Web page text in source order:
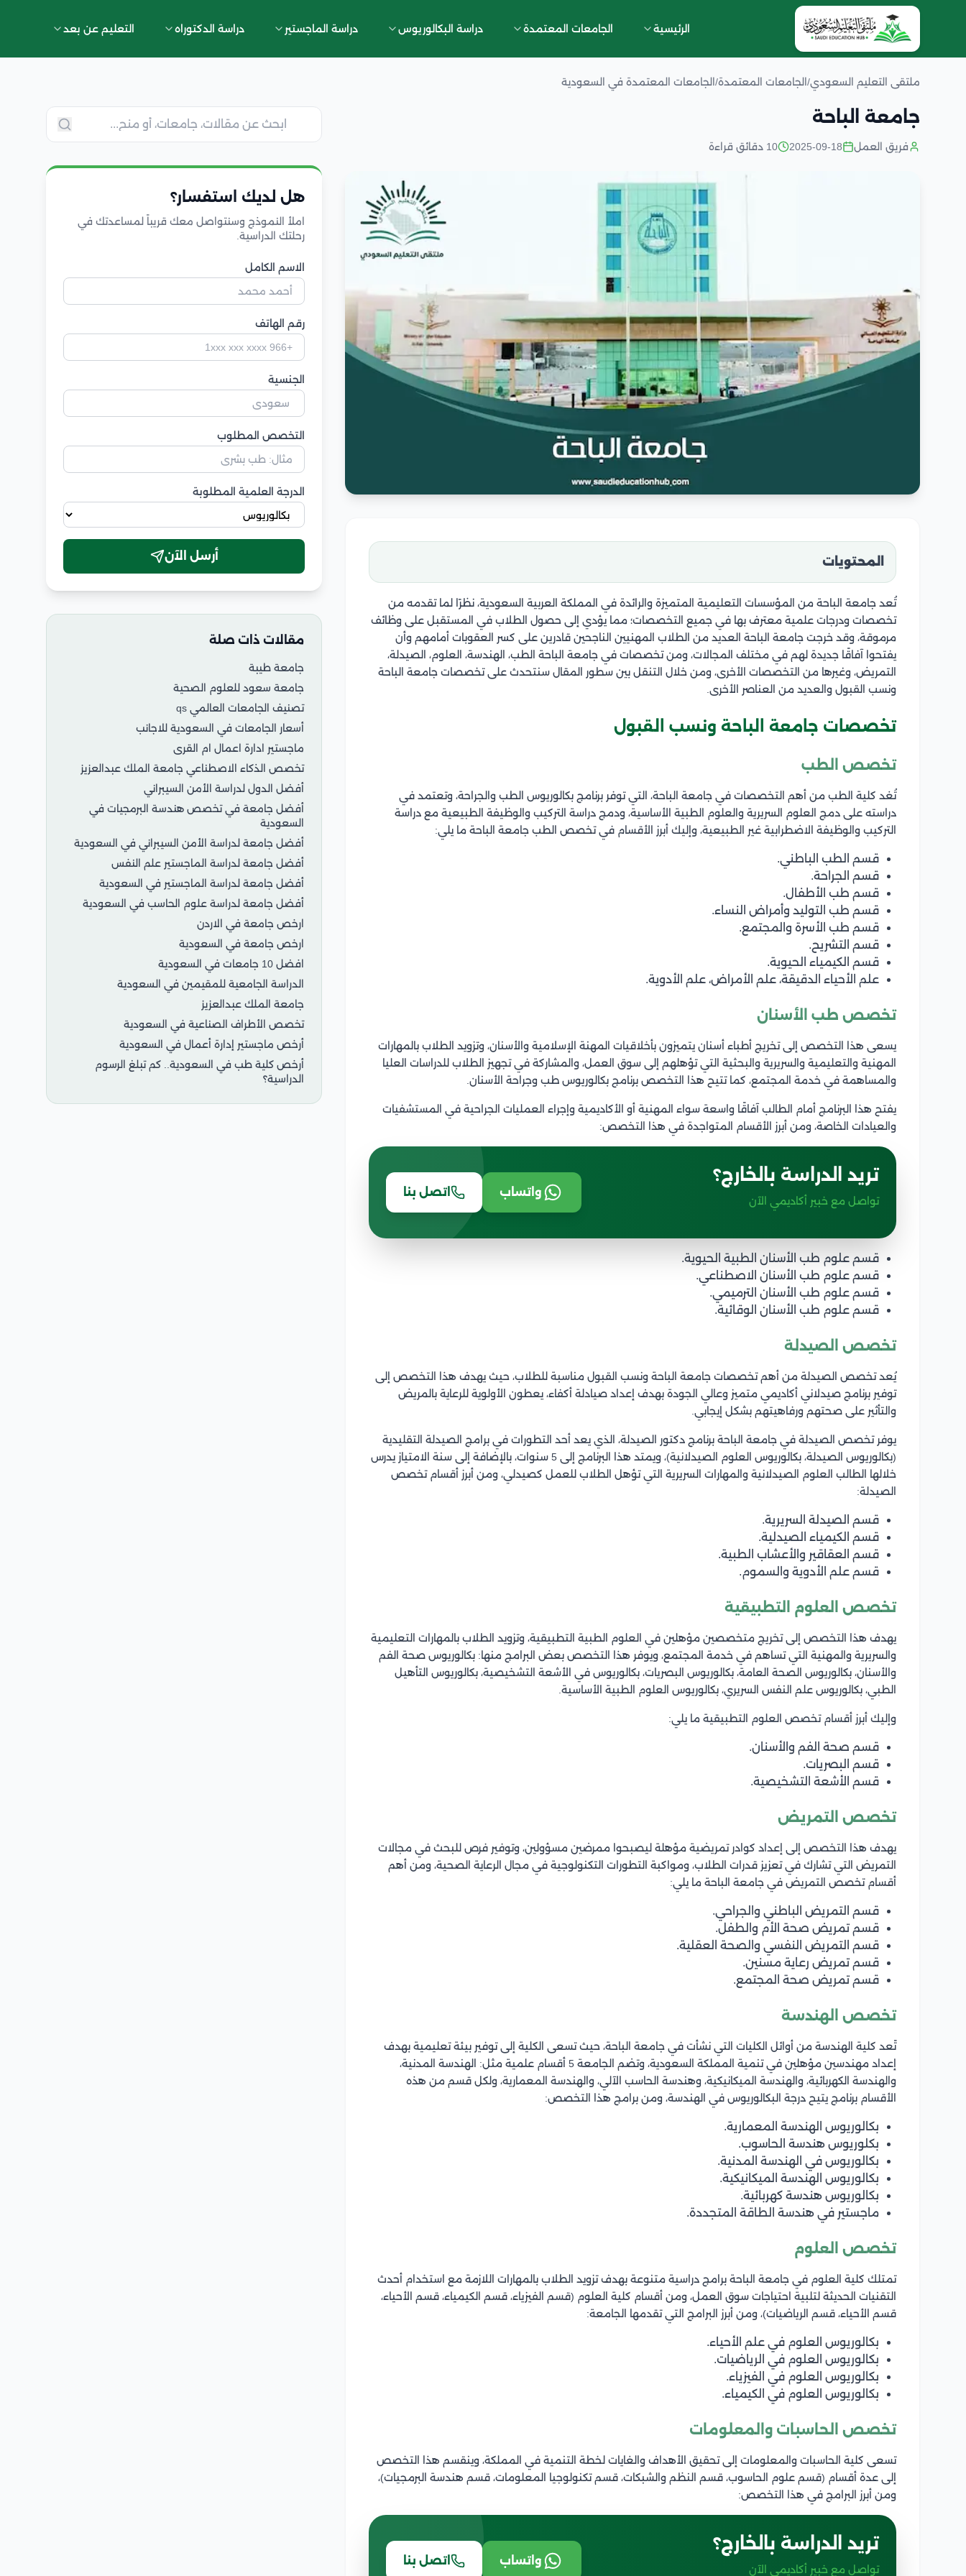
الرئيسية الجامعات المعتمدة دراسة البكالوريوس دراسة الماجستير دراسة الدكتوراه التعليم عن بعد
ملتقى التعليم السعودي/ الجامعات المعتمدة/ الجامعات المعتمدة في السعودية
جامعة الباحة
فريق العمل 2025-09-18 10 دقائق قراءة
المحتويات
تُعد جامعة الباحة من المؤسسات التعليمية المتميزة والرائدة في المملكة العربية السعودية، نظرًا لما تقدمه من
تخصصات ودرجات علمية معترف بها في جميع التخصصات؛ مما يؤدي إلى حصول الطلاب في المستقبل على وظائف
مرموقة، وقد خرجت جامعة الباحة العديد من الطلاب المهنيين الناجحين قادرين على كسر العقوبات أمامهم وأن
يفتحوا آفاقًا جديدة لهم في مختلف المجالات، ومن تخصصات في جامعة الباحة الطب، الهندسة، العلوم، الصيدلة،
التمريض، وغيرها من التخصصات الأخرى، ومن خلال التنقل بين سطور المقال سنتحدث علىتخصصات جامعة الباحة
ونسب القبول والعديد من العناصر الأخرى.
تخصصات جامعة الباحة ونسب القبول
تخصص الطب
تُغد كلية الطب من أهم التخصصات في جامعة الباحة، التي توفر برنامج بكالوريوس الطب والجراحة، وتعتمد في
دراسته على دمج العلوم السريرية والعلوم الطبية الأساسية، ودمج دراسة التركيب والوظيفة الطبيعية مع دراسة
التركيب والوظيفة الاضطرابية غير الطبيعية، وإليك أبرز الأقسام في تخصص الطب جامعة الباحة ما يلي:
قسم الطب الباطني.
قسم الجراحة.
قسم طب الأطفال.
قسم طب التوليد وأمراض النساء.
قسم طب الأسرة والمجتمع.
قسم التشريح.
قسم الكيمياء الحيوية.
علم الأحياء الدقيقة، علم الأمراض، علم الأدوية.
تخصص طب الأسنان
يسعى هذا التخصص إلى تخريج أطباء أسنان يتميزون بأخلاقيات المهنة الإسلامية والأسنان، وتزويد الطلاب بالمهارات
المهنية والتعليمية والسريرية والبحثية التي تؤهلهم إلى سوق العمل، والمشاركة في تجهيز الطلاب للدراسات العليا
والمساهمة في خدمة المجتمع، كما تتيح هذا التخصص برنامج بكالوريوس طب وجراحة الأسنان.
يفتح هذا البرنامج أمام الطالب آفاقًا واسعة سواء المهنية أو الأكاديمية وإجراء العمليات الجراحية في المستشفيات
والعيادات الخاصة، ومن أبرز الأقسام المتواجدة في هذا التخصص:
تريد الدراسة بالخارج؟
تواصل مع خبير أكاديمي الآن
واتساب اتصل بنا
قسم علوم طب الأسنان الطبية الحيوية.
قسم علوم طب الأسنان الاصطناعي.
قسم علوم طب الأسنان الترميمي.
قسم علوم طب الأسنان الوقائية.
تخصص الصيدلة
يُعد تخصص الصيدلة من أهم تخصصات جامعة الباحة ونسب القبول مناسبة للطلاب، حيث يهدف هذا التخصص إلى
توفير برنامج صيدلاني أكاديمي متميز وعالي الجودة بهدف إعداد صيادلة أكفاء، يعطون الأولوية للرعاية بالمريض
والتأثير على صحتهم ورفاهيتهم بشكل إيجابي.
يوفر تخصص الصيدلة في جامعة الباحة برنامج دكتور الصيدلة، الذي يعد أحد التطورات في برامج الصيدلة التقليدية
(بكالوريوس الصيدلة، بكالوريوس العلوم الصيدلانية)، ويمتد هذا البرنامج إلى 5 سنوات، بالإضافة إلى سنة الامتياز يدرس
خلالها الطالب العلوم الصيدلانية والمهارات السريرية التي تؤهل الطلاب للعمل كصيدلي، ومن أبرز أقسام تخصص
الصيدلة:
قسم الصيدلة السريرية.
قسم الكيمياء الصيدلية.
قسم العقاقير والأعشاب الطبية.
قسم علم الأدوية والسموم.
تخصص العلوم التطبيقية
يهدف هذا التخصص إلى تخريج متخصصين مؤهلين في العلوم الطبية التطبيقية، وتزويد الطلاب بالمهارات التعليمية
والسريرية والمهنية التي تساهم في خدمة المجتمع، ويوفر هذا التخصص بعض البرامج منها: بكالوريوس صحة الفم
والأسنان، بكالوريوس الصحة العامة، بكالوريوس البصريات، بكالوريوس في الأشعة التشخيصية، بكالوريوس التأهيل
الطبي، بكالوريوس علم النفس السريري، بكالوريوس العلوم الطبية الأساسية.
وإليك أبرز أقسام تخصص العلوم التطبيقية ما يلي:
قسم صحة الفم والأسنان.
قسم البصريات.
قسم الأشعة التشخيصية.
تخصص التمريض
يهدف هذا التخصص إلى إعداد كوادر تمريضية مؤهلة ليصبحوا ممرضين مسؤولين، وتوفير فرص للبحث في مجالات
التمريض التي تشارك في تعزيز قدرات الطلاب، ومواكبة التطورات التكنولوجية في مجال الرعاية الصحية، ومن أهم
أقسام تخصص التمريض في جامعة الباحة ما يلي:
قسم التمريض الباطني والجراحي.
قسم تمريض صحة الأم والطفل.
قسم التمريض النفسي والصحة العقلية.
قسم تمريض رعاية مسنين.
قسم تمريض صحة المجتمع.
تخصص الهندسة
تًعد كلية الهندسة من أوائل الكليات التي نشأت في جامعة الباحة، حيث تسعى الكلية إلى توفير بيئة تعليمية بهدف
إعداد مهندسين مؤهلين في تنمية المملكة السعودية، وتضم الجامعة 5 أقسام علمية مثل: الهندسة المدنية،
والهندسة الكهربائية، والهندسة الميكانيكية، وهندسة الحاسب الآلي، والهندسة المعمارية، ولكل قسم من هذه
الأقسام برنامج يتيح درجة البكالوريوس في الهندسة، ومن برامج هذا التخصص:
بكالوريوس الهندسة المعمارية.
بكلوريوس هندسة الحاسوب.
بكالوريوس في الهندسة المدنية.
بكالوريوس الهندسة الميكانيكية.
بكالوريوس هندسة كهربائية.
ماجستير في هندسة الطاقة المتجددة.
تخصص العلوم
تمتلك كلية العلوم في جامعة الباحة برامج دراسية متنوعة بهدف تزويد الطلاب بالمهارات اللازمة مع استخدام أحدث
التقنيات الحديثة لتلبية احتياجات سوق العمل، ومن أقسام كلية العلوم (قسم الفيزياء، قسم الكيمياء، قسم الأحياء،
قسم الأحياء، قسم الرياضيات)، ومن أبرز البرامج التي تقدمها الجامعة:
بكالوريوس العلوم في علم الأحياء.
بكالوريوس العلوم في الرياضيات.
بكالوريوس العلوم في الفيزياء.
بكالوريوس العلوم في الكيمياء.
تخصص الحاسبات والمعلومات
تسعى كلية الحاسبات والمعلومات إلى تحقيق الأهداف والغايات لخطة التنمية في المملكة، وينقسم هذا التخصص
إلى عدة أقسام (قسم علوم الحاسوب، قسم النظم والشبكات، قسم تكنولوجيا المعلومات، قسم هندسة البرمجيات)،
ومن أبرز البرامج في هذا التخصص:
تريد الدراسة بالخارج؟
تواصل مع خبير أكاديمي الآن
واتساب اتصل بنا
هل لديك استفسار؟
املأ النموذج وسنتواصل معك قريباً لمساعدتك في
رحلتك الدراسية.
الاسم الكامل
رقم الهاتف
الجنسية
التخصص المطلوب
الدرجة العلمية المطلوبة
أرسل الآن
مقالات ذات صلة
جامعة طيبة
جامعة سعود للعلوم الصحية
تصنيف الجامعات العالمي qs
أسعار الجامعات في السعودية للاجانب
ماجستير ادارة اعمال ام القرى
تخصص الذكاء الاصطناعي جامعة الملك عبدالعزيز
أفضل الدول لدراسة الأمن السيبراني
أفضل جامعة في تخصص هندسة البرمجيات في
السعودية
أفضل جامعة لدراسة الأمن السيبراني في السعودية
أفضل جامعة لدراسة الماجستير علم النفس
أفضل جامعة لدراسة الماجستير في السعودية
أفضل جامعة لدراسة علوم الحاسب في السعودية
ارخص جامعة في الاردن
ارخص جامعة في السعودية
افضل 10 جامعات في السعودية
الدراسة الجامعية للمقيمين في السعودية
جامعة الملك عبدالعزيز
تخصص الأطراف الصناعية في السعودية
أرخص ماجستير إدارة أعمال في السعودية
أرخص كلية طب في السعودية.. كم تبلغ الرسوم
الدراسية؟